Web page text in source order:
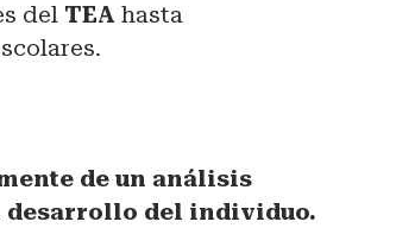
del TEA hasta
de un análisis
desarrollo del individuo.